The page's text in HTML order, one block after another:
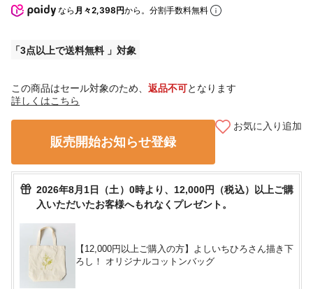
なら 月々2,398円から。分割手数料無料
3点以上で送料無料
この商品はセール対象のため、 返品不可となります
詳しくはこちら
販売開始お知らせ登録
お気に入り追加
2026年8月1日（土）0時より、12,000円（税込）以上ご購
入いただいたお客様へもれなくプレゼント。
【12,000円以上ご購入の方】よしいちひろさん描き下
ろし！ オリジナルコットンバッグ